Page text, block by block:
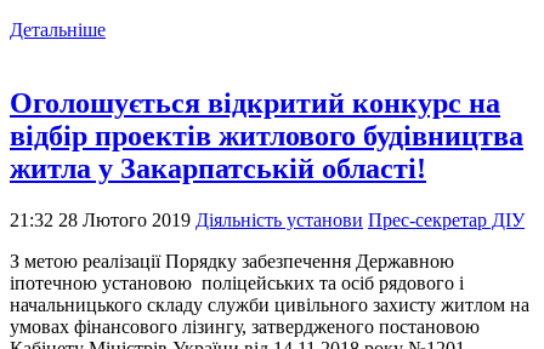
Детальніше
Оголошується відкритий конкурс на
відбір проектів житлового будівництва
житла у Закарпатській області!
21:32 28 Лютого 2019 Діяльність установи Прес-секретар ДІУ
З метою реалізації Порядку забезпечення Державною
іпотечною установою поліцейських та осіб рядового і
начальницького складу служби цивільного захисту житлом на
умовах фінансового лізингу, затвердженого постановою